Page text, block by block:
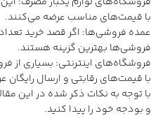
با قیمت‌های مناسب عرضه می‌کنند.
عمده فروشی‌ها: اگر قصد خرید تعداد
فروشی‌ها بهترین گزینه هستند.
فروشگاه‌های اینترنتی: بسیاری از
با قیمت‌های رقابتی و ارسال رایگان
با توجه به نکات ذکر شده در این
و بودجه خود را پیدا کنید.